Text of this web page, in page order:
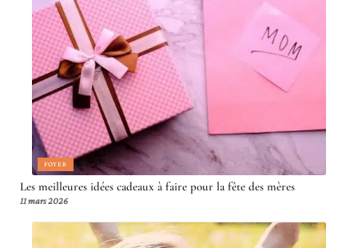
FOYER
Les meilleures idées cadeaux à faire pour la fête des mères
11 mars 2026